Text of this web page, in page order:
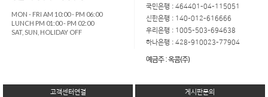
MON - FRI AM 10:00 - PM 06:00
LUNCH PM 01:00 - PM 02:00
SAT, SUN, HOLIDAY OFF
국민은행 : 464401-04-115051
신한은행 : 140-012-616666
우리은행 : 1005-503-694638
하나은행 : 428-910023-77904
예금주 : 옥콤(주)
고객센터연결 게시판문의